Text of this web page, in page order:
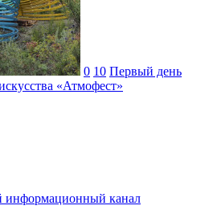
0 10 Первый день
«Атмофест»
информационный канал